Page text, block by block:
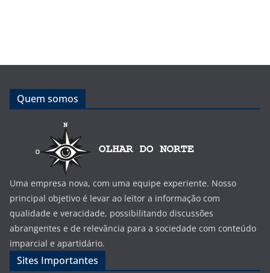
Quem somos
Uma empresa nova, com uma equipe experiente. Nosso
principal objetivo é levar ao leitor a informação com
qualidade e veracidade, possibilitando discussões
abrangentes e de relevância para a sociedade com conteúdo
imparcial e apartidário.
Sites Importantes